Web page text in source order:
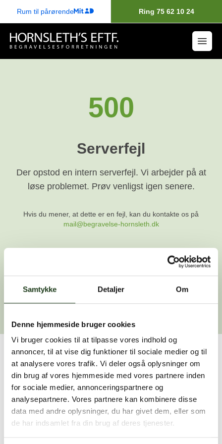
Samtykke Detaljer Om
Denne hjemmeside bruger cookies
Vi bruger cookies til at tilpasse vores indhold og
annoncer, til at vise dig funktioner til sociale medier og til
at analysere vores trafik. Vi deler også oplysninger om
din brug af vores hjemmeside med vores partnere inden
for sociale medier, annonceringspartnere og
analysepartnere. Vores partnere kan kombinere disse
data med andre oplysninger, du har givet dem, eller som
de har indsamlet fra din brug af deres tjenester.
Rum til pårørende Ring 75 62 10 24
500
Serverfejl
Der opstod en intern serverfejl. Vi arbejder på at
løse problemet. Prøv venligst igen senere.
Hvis du mener, at dette er en fejl, kan du kontakte os på
mail@begravelse-hornsleth.dk
Gå tilbage
Har du brug for hjælp?
Vi er her for at hjælpe dig. Du er velkommen til at kontakte
os, hvis du har spørgsmål eller brug for assistance.
59 45 10 14
Find nærmeste afdeling